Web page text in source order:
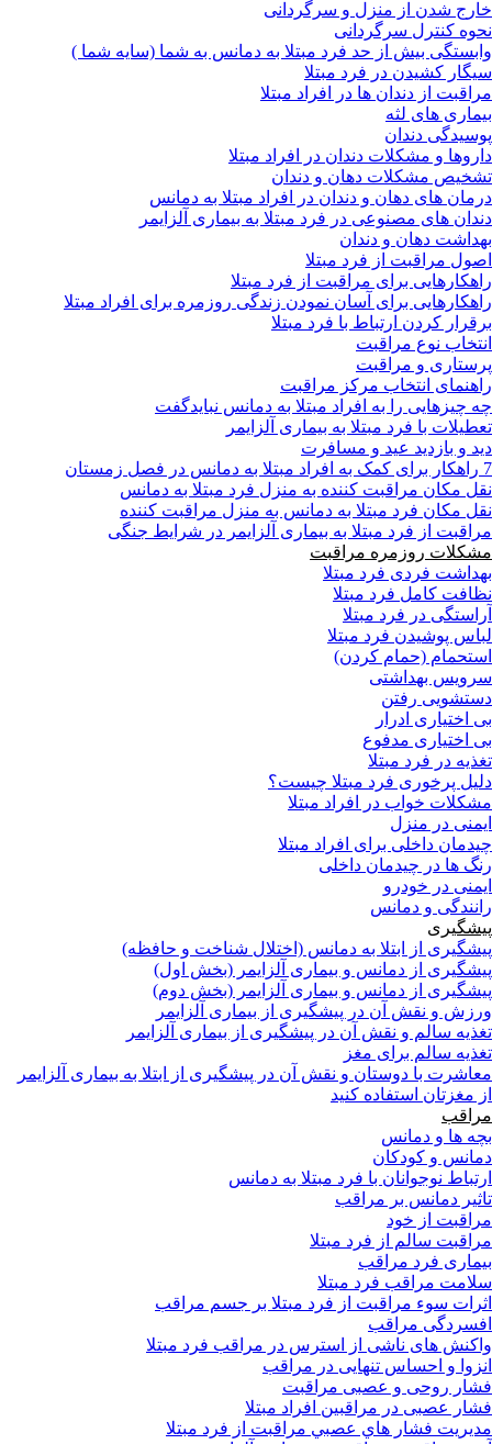
خارج شدن از منزل و سرگردانی
نحوه کنترل سرگردانی
وابستگی بیش از حد فرد مبتلا به دمانس به شما (سایه شما )
سیگار کشیدن در فرد مبتلا
مراقبت از دندان ها در افراد مبتلا
بیماری های لثه
پوسیدگی دندان
داروها و مشکلات دندان در افراد مبتلا
تشخیص مشکلات دهان و دندان
درمان های دهان و دندان در افراد مبتلا به دمانس
دندان های مصنوعی در فرد مبتلا به بیماری آلزایمر
بهداشت دهان و دندان
اصول مراقبت از فرد مبتلا
راهکارهایی برای مراقبت از فرد مبتلا
راهکارهایی برای آسان نمودن زندگی روزمره برای افراد مبتلا
برقرار کردن ارتباط با فرد مبتلا
انتخاب نوع مراقبت
پرستاری و مراقبت
راهنمای انتخاب مرکز مراقبت
چه چیزهایی را به افراد مبتلا به دمانس نبایدگفت
تعطیلات با فرد مبتلا به بیماری آلزایمر
دید و بازدید عید و مسافرت
7 راهکار برای کمک به افراد مبتلا به دمانس در فصل زمستان
نقل مکان مراقبت کننده به منزل فرد مبتلا به دمانس
نقل مکان فرد مبتلا به دمانس به منزل مراقبت کننده
مراقبت از فرد مبتلا به بیماری آلزایمر در شرایط جنگی
مشکلات روزمره مراقبت
بهداشت فردی فرد مبتلا
نظافت کامل فرد مبتلا
آراستگی در فرد مبتلا
لباس پوشیدن فرد مبتلا
استحمام (حمام کردن)
سرویس بهداشتی
دستشویی رفتن
بی اختیاری ادرار
بی اختیاری مدفوع
تغذیه در فرد مبتلا
دلیل پرخوری فرد مبتلا چیست؟
مشکلات خواب در افراد مبتلا
ایمنی در منزل
چیدمان داخلی برای افراد مبتلا
رنگ ها در چیدمان داخلی
ایمنی در خودرو
رانندگی و دمانس
پیشگیری
پیشگیری از ابتلا به دمانس (اختلال شناخت و حافظه)
پیشگیری از دمانس و بیماری آلزایمر (بخش اول)
پیشگیری از دمانس و بیماری آلزایمر (بخش دوم)
ورزش و نقش آن در پیشگیری از بیماری آلزایمر
تغذیه سالم و نقش آن در پیشگیری از بیماری آلزایمر
تغذیه سالم برای مغز
معاشرت با دوستان و نقش آن در پیشگیری از ابتلا به بیماری آلزایمر
از مغزتان استفاده کنید
مراقب
بچه ها و دمانس
دمانس و کودکان
ارتباط نوجوانان با فرد مبتلا به دمانس
تاثیر دمانس بر مراقب
مراقبت از خود
مراقبت سالم از فرد مبتلا
بیماری فرد مراقب
سلامت مراقب فرد مبتلا
اثرات سوء مراقبت از فرد مبتلا بر جسم مراقب
افسردگی مراقب
واکنش های ناشی از استرس در مراقب فرد مبتلا
انزوا و احساس تنهایی در مراقب
فشار روحی و عصبی مراقبت
فشار عصبی در مراقبین افراد مبتلا
مدیریت فشار هاي عصبي مراقبت از فرد مبتلا